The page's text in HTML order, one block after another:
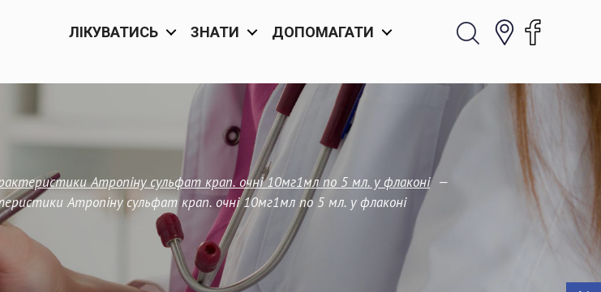
ЛІКУВАТИСЬ ЗНАТИ ДОПОМАГАТИ
Атропіну сульфат крап. очні 10мг1мл по 5 мл. у флаконі —
Атропіну сульфат крап. очні 10мг1мл по 5 мл. у флаконі